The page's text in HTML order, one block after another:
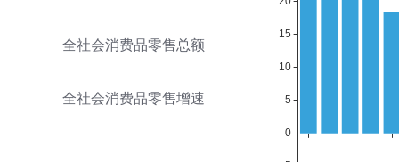
全社会消费品零售总额
全社会消费品零售增速